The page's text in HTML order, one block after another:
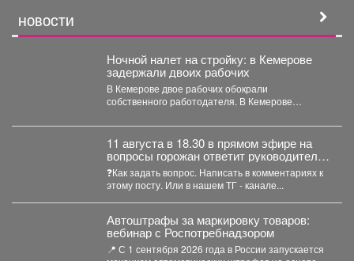
НОВОСТИ
Ночной налет на стройку: в Кемерове
задержали двоих рабочих
В Кемерове двое рабочих обокрали
собственного работодателя. В Кемерове
которые...
11 августа в 18.30 в прямом эфире на
вопросы горожан ответит руководитель
администрации Орджоникидзевского
района Сергей Николаевич Полев.
❓Как задать вопрос. Написать в комментариях к
этому посту. Или в нашем ТГ - канале...
Автоштрафы за маркировку товаров:
вебинар с Роспотребнадзором
📍 С 1 сентября 2026 года в России запускается